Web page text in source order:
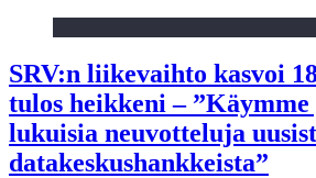
SRV:n liikevaihto kasvoi
tulos heikkeni –
lukuisia neuvotteluja
datakeskushankkeista”